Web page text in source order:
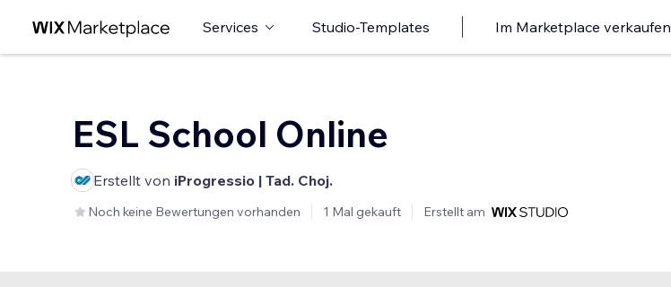
Services Studio-Templates Im Marketplace verkaufen
ESL School Online
Erstellt von iProgressio | Tad. Choj.
Noch keine Bewertungen vorhanden 1 Mal gekauft Erstellt am